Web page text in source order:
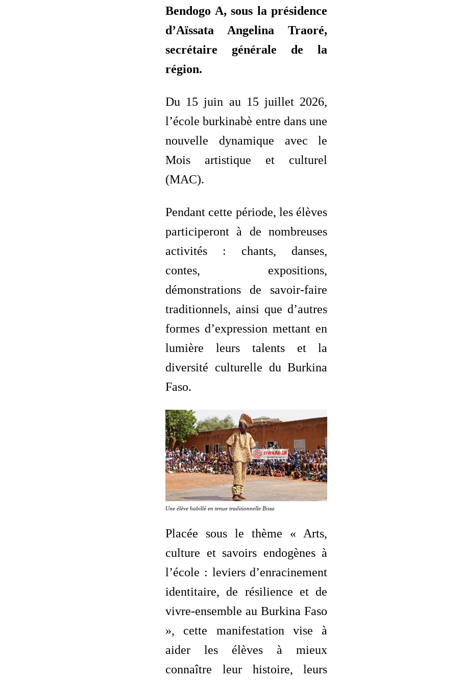
Bendogo A, sous la présidence
d’Aïssata Angelina Traoré,
secrétaire générale de la
région.
Du 15 juin au 15 juillet 2026,
l’école burkinabè entre dans une
nouvelle dynamique avec le
Mois artistique et culturel
(MAC).
Pendant cette période, les élèves
participeront à de nombreuses
activités : chants, danses,
contes, expositions,
démonstrations de savoir-faire
traditionnels, ainsi que d’autres
formes d’expression mettant en
lumière leurs talents et la
diversité culturelle du Burkina
Faso.
Une élève habillé en tenue traditionnelle Bissa
Placée sous le thème « Arts,
culture et savoirs endogènes à
l’école : leviers d’enracinement
identitaire, de résilience et de
vivre-ensemble au Burkina Faso
», cette manifestation vise à
aider les élèves à mieux
connaître leur histoire, leurs